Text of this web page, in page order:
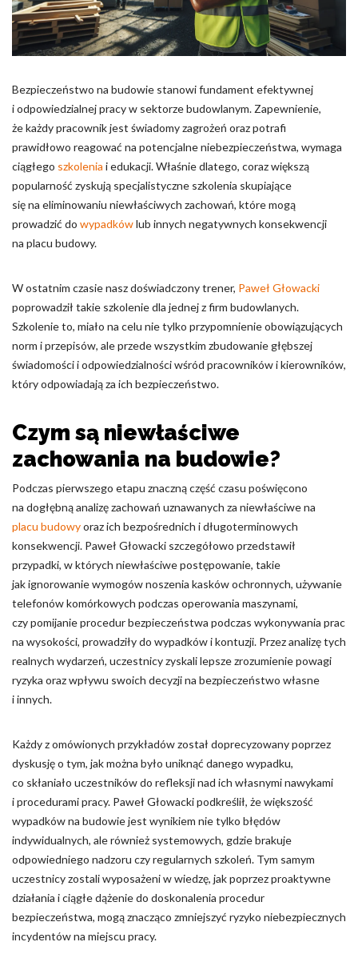
Bezpieczeństwo na budowie stanowi fundament efektywnej
i odpowiedzialnej pracy w sektorze budowlanym. Zapewnienie,
że każdy pracownik jest świadomy zagrożeń oraz potrafi
prawidłowo reagować na potencjalne niebezpieczeństwa, wymaga
ciągłego szkolenia i edukacji. Właśnie dlatego, coraz większą
popularność zyskują specjalistyczne szkolenia skupiające
się na eliminowaniu niewłaściwych zachowań, które mogą
prowadzić do wypadkówlub innych negatywnych konsekwencji
na placu budowy.
W ostatnim czasie nasz doświadczony trener, Paweł Głowacki
poprowadził takie szkolenie dla jednej z firm budowlanych.
Szkolenie to, miało na celu nie tylko przypomnienie obowiązujących
norm i przepisów, ale przede wszystkim zbudowanie głębszej
świadomości i odpowiedzialności wśród pracowników i kierowników,
który odpowiadają za ich bezpieczeństwo.
Czym są niewłaściwe
zachowania na budowie?
Podczas pierwszego etapu znaczną część czasu poświęcono
na dogłębną analizę zachowań uznawanych za niewłaściwe na
placu budowyoraz ich bezpośrednich i długoterminowych
konsekwencji. Paweł Głowacki szczegółowo przedstawił
przypadki, w których niewłaściwe postępowanie, takie
jak ignorowanie wymogów noszenia kasków ochronnych, używanie
telefonów komórkowych podczas operowania maszynami,
czy pomijanie procedur bezpieczeństwa podczas wykonywania prac
na wysokości, prowadziły do wypadków i kontuzji. Przez analizę tych
realnych wydarzeń, uczestnicy zyskali lepsze zrozumienie powagi
ryzyka oraz wpływu swoich decyzji na bezpieczeństwo własne
i innych.
Każdy z omówionych przykładów został doprecyzowany poprzez
dyskusję o tym, jak można było uniknąć danego wypadku,
co skłaniało uczestników do refleksji nad ich własnymi nawykami
i procedurami pracy. Paweł Głowacki podkreślił, że większość
wypadków na budowie jest wynikiem nie tylko błędów
indywidualnych, ale również systemowych, gdzie brakuje
odpowiedniego nadzoru czy regularnych szkoleń. Tym samym
uczestnicy zostali wyposażeni w wiedzę, jak poprzez proaktywne
działania i ciągłe dążenie do doskonalenia procedur
bezpieczeństwa, mogą znacząco zmniejszyć ryzyko niebezpiecznych
incydentów na miejscu pracy.
zapamiętanie informacji, które zmieniają wygląd lub
funkcjonowanie strony, np. preferowany język lub region, w
którym znajduje się użytkownik.
Statystyka
Statystyczne pliki cookie pomagają właścicielem stron
zachowują się na stronie, gromadząc i zgłaszając anonimowe
informacje.
Marketing
Marketingowe pliki cookie stosowane są w celu śledzenia
poszczególnych użytkowników i tym samym bardziej cenne dla
wydawców i reklamodawców strony trzeciej.
Nieklasyfikowane
Nieklasyfikowane pliki cookie, to pliki, które są w procesie
Odrzuć
Zapisz moje preferencje
Akceptuj wszystko